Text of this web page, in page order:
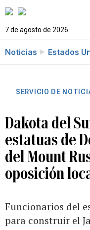
7 de agosto de 2026
Noticias Estados
SERVICIO DE
Dakota del
estatuas de
del Mount
oposición
Funcionarios del
para construir el